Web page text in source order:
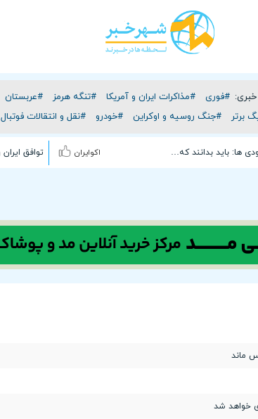
#فوری #مذاکرات ایران و آمریکا #تنگه هرمز #عربستان
برتر #جنگ روسیه و اوکراین #خودرو #نقل و انتقالات فوتبال
اکوایران ها: باید بدانند که…
ماند
خواهد شد